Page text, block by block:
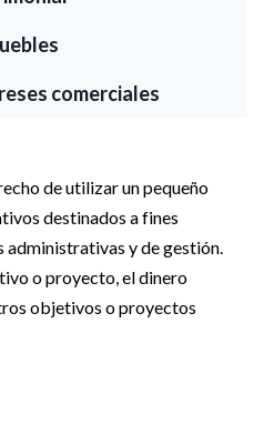
comerciales
de utilizar un pequeño
destinados a fines
administrativas y de gestión.
o proyecto, el dinero
objetivos o proyectos